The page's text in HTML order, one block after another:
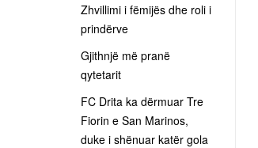
Zhvillimi i fëmijës dhe roli i
prindërve
Gjithnjë më pranë
qytetarit
FC Drita ka dërmuar Tre
Fiorin e San Marinos,
duke i shënuar katër gola